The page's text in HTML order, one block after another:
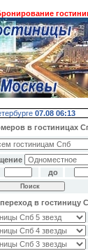
гостиниц в
07.08 06:13
в гостиницах
до
в гостиницу